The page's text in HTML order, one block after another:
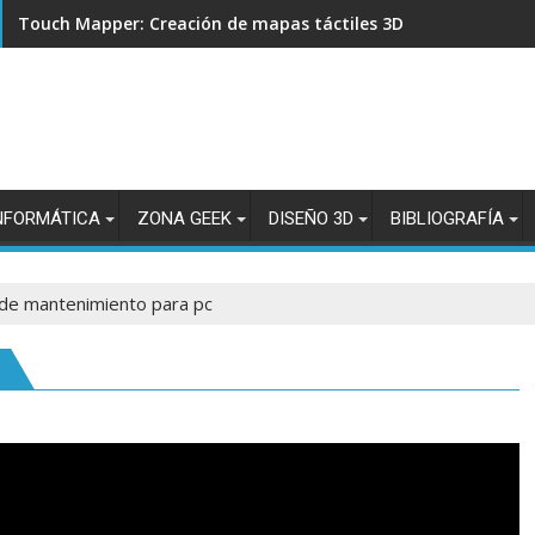
Touch Mapper: Creación de mapas táctiles 3D para
ZONA GEEK DISEÑO 3D BIBLIOGRAFÍA
mantenimiento para pc